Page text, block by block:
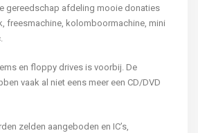
gereedschap afdeling mooie donaties
freesmachine, kolomboormachine, mini
en floppy drives is voorbij. De
vaak al niet eens meer een CD/DVD
zelden aangeboden en IC’s,